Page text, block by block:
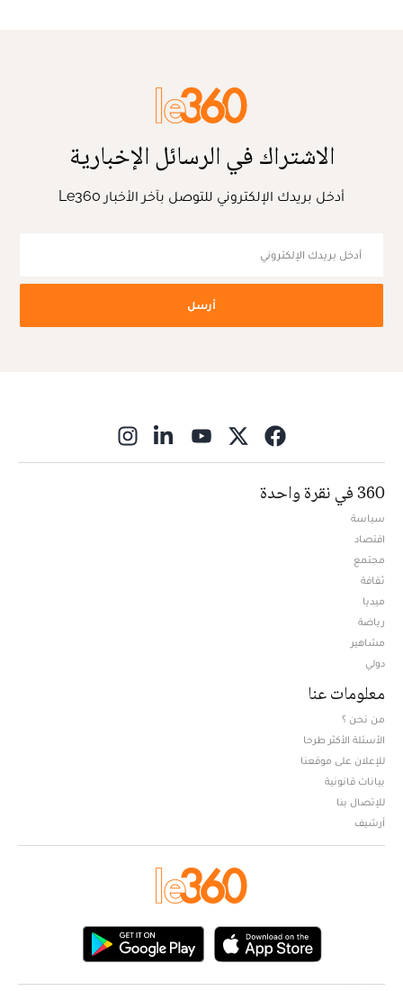
الاشتراك في الرسائل الإخبارية
أدخل بريدك الإلكتروني للتوصل بآخر الأخبار Le360
أرسل
360 في نقرة واحدة
سياسة
اقتصاد
مجتمع
ثقافة
ميديا
رياضة
مشاهير
دولي
معلومات عنا
من نحن ؟
الأسئلة الأكثر طرحا
للإعلان على موقعنا
بيانات قانونية
للإتصال بنا
أرشيف